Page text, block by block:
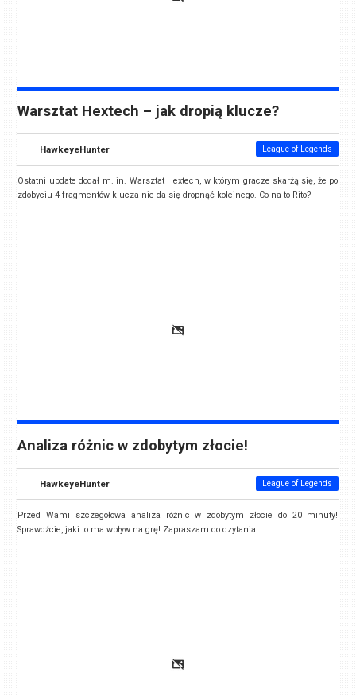
Warsztat Hextech – jak dropią klucze?
HawkeyeHunter League of Legends
Ostatni update dodał m. in. Warsztat Hextech, w którym gracze skarżą się, że po
zdobyciu 4 fragmentów klucza nie da się dropnąć kolejnego. Co na to Rito?
Analiza różnic w zdobytym złocie!
HawkeyeHunter League of Legends
Przed Wami szczegółowa analiza różnic w zdobytym złocie do 20 minuty!
Sprawdźcie, jaki to ma wpływ na grę! Zapraszam do czytania!